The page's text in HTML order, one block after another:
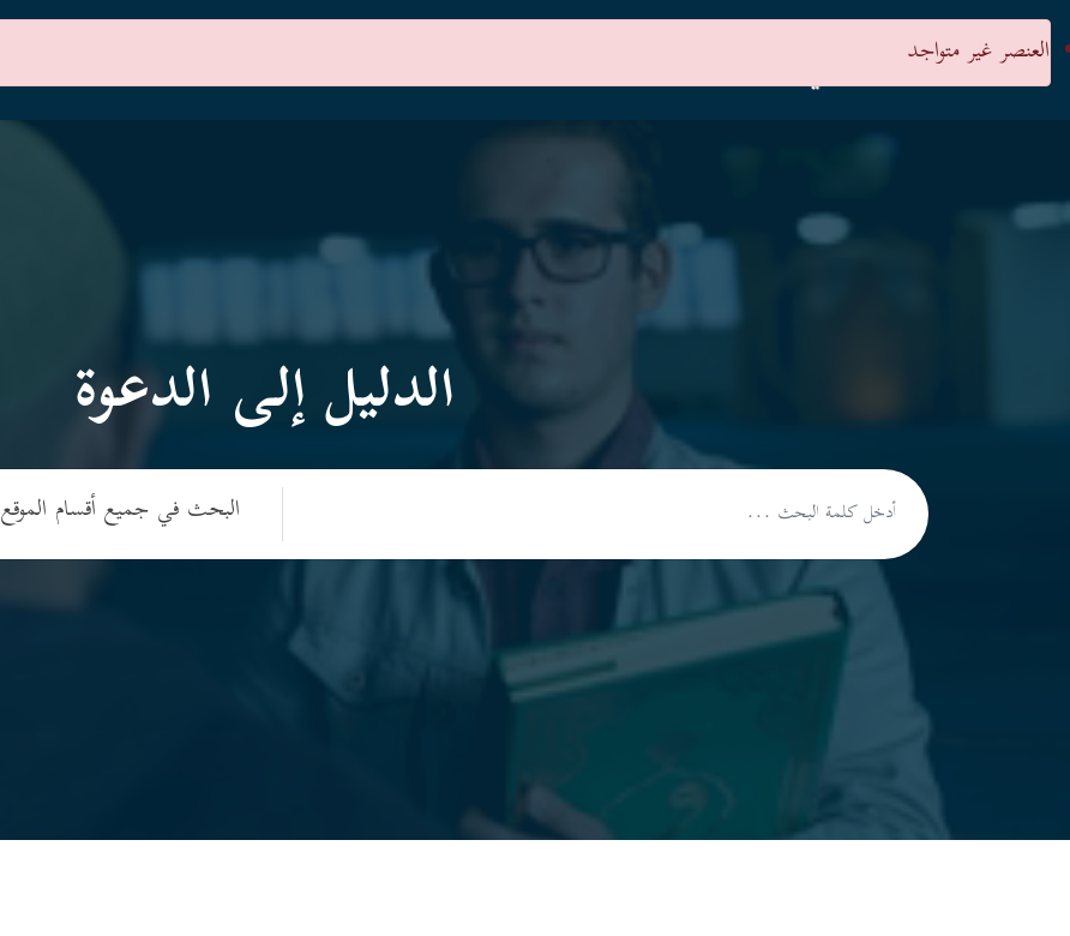
العنصر غير متواجد
الدليل إلى الدعوة
البحث في جميع أقسام الموقع